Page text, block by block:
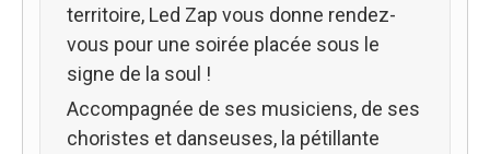
territoire, Led Zap vous donne rendez-
vous pour une soirée placée sous le
signe de la soul !
Accompagnée de ses musiciens, de ses
choristes et danseuses, la pétillante